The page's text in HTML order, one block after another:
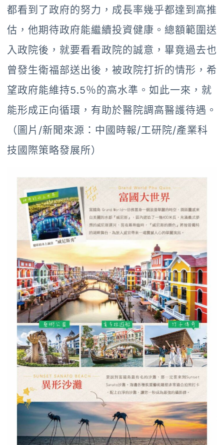
都看到了政府的努力，成長率幾乎都達到高推
估，他期待政府能繼續投資健康。總額範圍送
入政院後，就要看看政院的誠意，畢竟過去也
曾發生衛福部送出後，被政院打折的情形，希
望政府能維持5.5％的高水準。如此一來，就
能形成正向循環，有助於醫院調高醫護待遇。
（圖片/新聞來源：中國時報/工研院/產業科
技國際策略發展所）